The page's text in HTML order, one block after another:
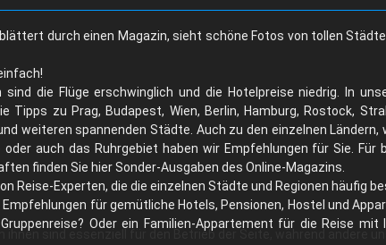
durch einen Magazin, sieht schöne Fotos von tollen
sind die Flüge erschwinglich und die Hotelpreise niedrig. In
Tipps zu Prag, Budapest, Wien, Berlin, Hamburg, Rostock,
weiteren spannenden Städte. Auch zu den einzelnen
auch das Ruhrgebiet haben wir Empfehlungen für Sie.
finden Sie hier Sonder-Ausgaben des Online-Magazins.
Reise-Experten, die die einzelnen Städte und Regionen häufig
Empfehlungen für gemütliche Hotels, Pensionen, Hostel und
Oder ein Familien-Appartement für die Reise
ihnen sind essenziell für den Betrieb der Seite, während andere